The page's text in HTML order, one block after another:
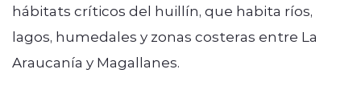
hábitats críticos del huillín, que habita ríos,
lagos, humedales y zonas costeras entre La
Araucanía y Magallanes.